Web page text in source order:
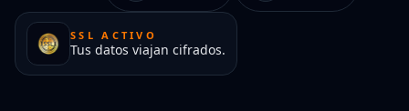
SSL ACTIVO
Tus datos viajan cifrados.